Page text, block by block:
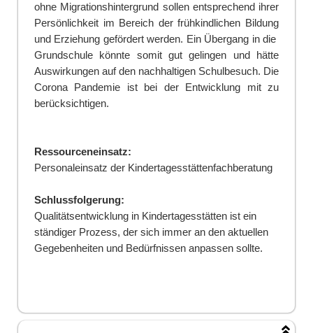
ohne Migrationshintergrund sollen entsprechend ihrer
Persönlichkeit im Bereich der frühkindlichen Bildung
und Erziehung gefördert werden. Ein Übergang in die
Grundschule könnte somit gut gelingen und hätte
Auswirkungen auf den nachhaltigen Schulbesuch. Die
Corona Pandemie ist bei der Entwicklung mit zu
berücksichtigen.
Ressourceneinsatz:
Personaleinsatz der Kindertagesstättenfachberatung
Schlussfolgerung:
Qualitätsentwicklung in Kindertagesstätten ist ein
ständiger Prozess, der sich immer an den aktuellen
Gegebenheiten und Bedürfnissen anpassen sollte.